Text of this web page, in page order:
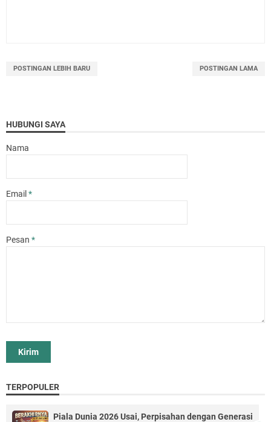
POSTINGAN LEBIH BARU POSTINGAN LAMA
HUBUNGI SAYA
Nama
Email*
Pesan *
TERPOPULER
Piala Dunia 2026 Usai, Perpisahan dengan Generasi